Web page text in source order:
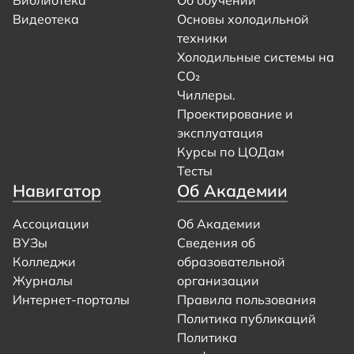
Видеотека
Основы холодильной
техники
Холодильные системы на
CO₂
Чиллеры.
Проектирование и
эксплуатация
Курсы по ЦОДам
Тесты
Навигатор
Ассоциации
ВУЗы
Колледжи
Журналы
Интернет-порталы
Об Академии
Об Академии
Сведения об
образовательной
организации
Правила пользования
Политика публикаций
Политика